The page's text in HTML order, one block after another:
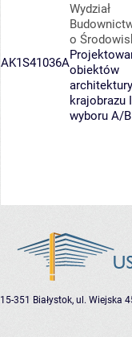
AK1S41036A
Wydział
o
obiektów
architektury
krajobrazu
wyboru A/
15-351 Białystok, ul. Wiejska